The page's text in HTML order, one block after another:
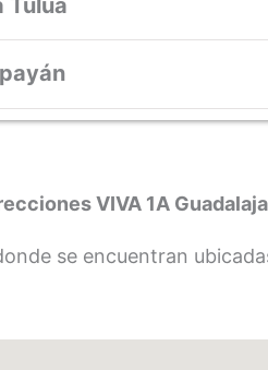
VIVA 1A
se encuentran